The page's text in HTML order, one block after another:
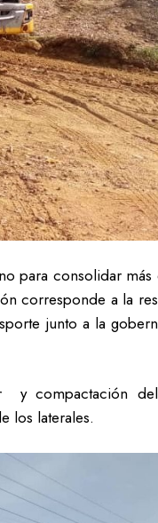
para consolidar
corresponde a la
junto a la
y compactación
los laterales.